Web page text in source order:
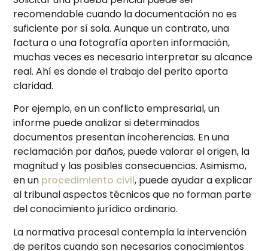
recomendable cuando la documentación no es
suficiente por sí sola. Aunque un contrato, una
factura o una fotografía aporten información,
muchas veces es necesario interpretar su alcance
real. Ahí es donde el trabajo del perito aporta
claridad.
Por ejemplo, en un conflicto empresarial, un
informe puede analizar si determinados
documentos presentan incoherencias. En una
reclamación por daños, puede valorar el origen, la
magnitud y las posibles consecuencias. Asimismo,
en un procedimiento civil, puede ayudar a explicar
al tribunal aspectos técnicos que no forman parte
del conocimiento jurídico ordinario.
La normativa procesal contempla la intervención
de peritos cuando son necesarios conocimientos